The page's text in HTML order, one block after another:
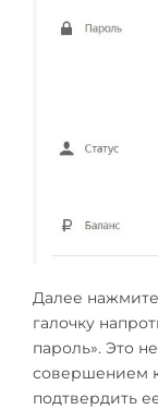
Далее нажмите
галочку
пароль». Это
совершением
подтвердить